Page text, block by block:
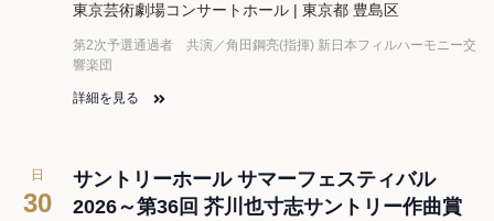
東京芸術劇場コンサートホール | 東京都 豊島区
第2次予選通過者 共演／角田鋼亮(指揮) 新日本フィルハーモニー交
響楽団
詳細を見る
日
30
サントリーホール サマーフェスティバル
2026～第36回 芥川也寸志サントリー作曲賞